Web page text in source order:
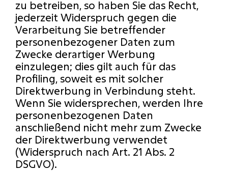
zu betreiben, so haben Sie das Recht,
jederzeit Widerspruch gegen die
Verarbeitung Sie betreffender
personenbezogener Daten zum
Zwecke derartiger Werbung
einzulegen; dies gilt auch für das
Profiling, soweit es mit solcher
Direktwerbung in Verbindung steht.
Wenn Sie widersprechen, werden Ihre
personenbezogenen Daten
anschließend nicht mehr zum Zwecke
der Direktwerbung verwendet
(Widerspruch nach Art. 21 Abs. 2
DSGVO).